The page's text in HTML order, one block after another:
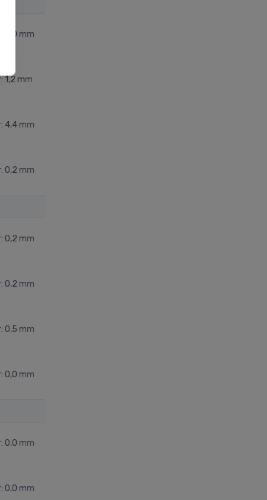
0,0 mm
1,2 mm
4,4 mm
0,2 mm
0,2 mm
0,2 mm
0,5 mm
0,0 mm
0,0 mm
0,0 mm